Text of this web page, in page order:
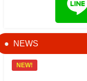
NEWS
NEW!